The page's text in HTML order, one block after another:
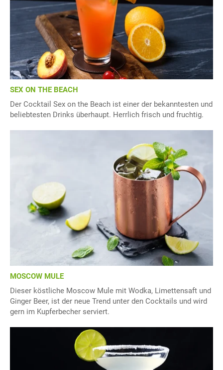
SEX ON THE BEACH
Der Cocktail Sex on the Beach ist einer der bekanntesten und
beliebtesten Drinks überhaupt. Herrlich frisch und fruchtig.
MOSCOW MULE
Dieser köstliche Moscow Mule mit Wodka, Limettensaft und
Ginger Beer, ist der neue Trend unter den Cocktails und wird
gern im Kupferbecher serviert.